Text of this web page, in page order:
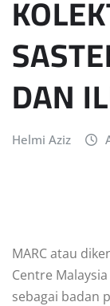
DAN
Helmi Aziz
MARC atau
Centre
sebagai badan